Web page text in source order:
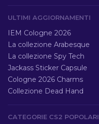
ULTIMI AGGIORNAMENTI
IEM Cologne 2026
La collezione Arabesque
La collezione Spy Tech
Jackass Sticker Capsule
Cologne 2026 Charms
Collezione Dead Hand
CATEGORIE CS2 POPOLARI